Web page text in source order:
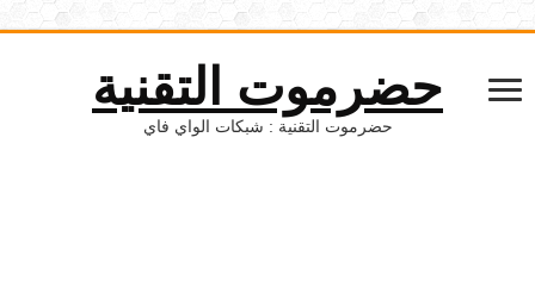
حضرموت التقنية
حضرموت التقنية : شبكات الواي فاي